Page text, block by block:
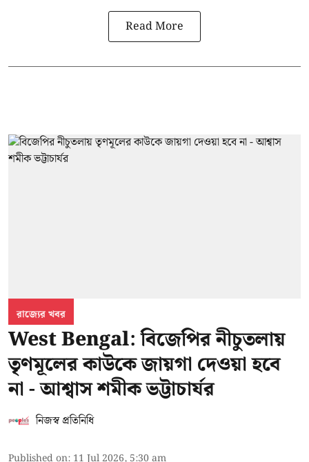
Read More
রাজ্যের খবর
West Bengal: বিজেপির নীচুতলায়
তৃণমূলের কাউকে জায়গা দেওয়া হবে
না - আশ্বাস শমীক ভট্টাচার্যর
নিজস্ব প্রতিনিধি
Published on: 11 Jul 2026, 5:30 am